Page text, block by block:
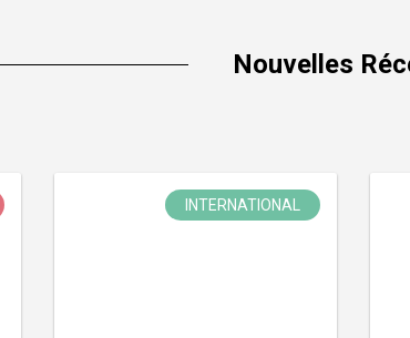
Nouvelles
INTERNATIONAL